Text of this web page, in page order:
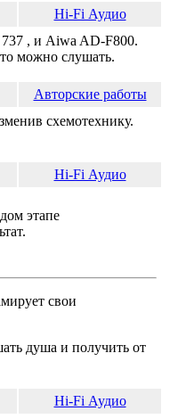
Hi-Fi Аудио
737 , и Aiwa AD-F800.
можно слушать.
Авторские работы
схемотехнику.
Hi-Fi Аудио
этапе
свои
душа и получить от
Hi-Fi Аудио